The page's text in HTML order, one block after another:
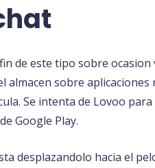
de este tipo sobre
almacen sobre
Se intenta de Lovoo
Google Play.
desplazandolo hacia el